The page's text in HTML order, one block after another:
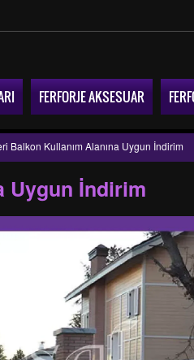
FERFORJE AKSESUAR
Balkon Kullanım Alanına Uygun İndirim
Uygun İndirim